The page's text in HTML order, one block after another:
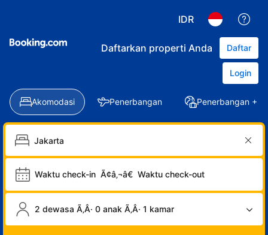
IDR
Daftarkan properti Anda Daftar
Login
Akomodasi Penerbangan Penerbangan +
Waktu check-in Ã¢â‚¬â€ Waktu check-out
2 dewasa Ã‚Â· 0 anak Ã‚Â· 1 kamar